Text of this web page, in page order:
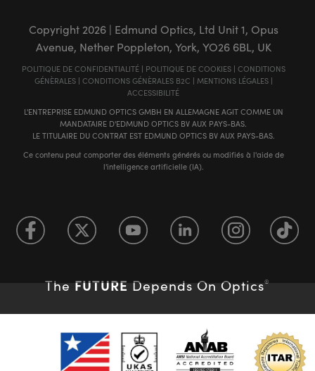
Copyright 2026| Edmund Optics, Ltd Unit 1, Opus
Avenue, Nether Poppleton, York, YO26 6BL, UK
POLITIQUE DE CONFIDENTIALITÉ| POLITIQUE DE COOKIES| CONDITIONS
GÉNÈRALES| CONDITIONS GÉNÈRALES B2C | MENTIONS LÉGALES|
ACCESSIBILITÉ
L'ENTREPRISE EDMUND OPTICS GMBH EN ALLEMAGNE AGIT COMME UN
MANDATAIRE D'EDMUND OPTICS BV AUX PAYS-BAS.
LE TITULAIRE DU CONTRAT EST EDMUND OPTICS BV AUX PAYS-BAS.
Ce contenu peut comporter des éléments générés ou modifiés à l'aide de
l'intelligence artificielle (IA).
The FUTURE Depends On Optics®